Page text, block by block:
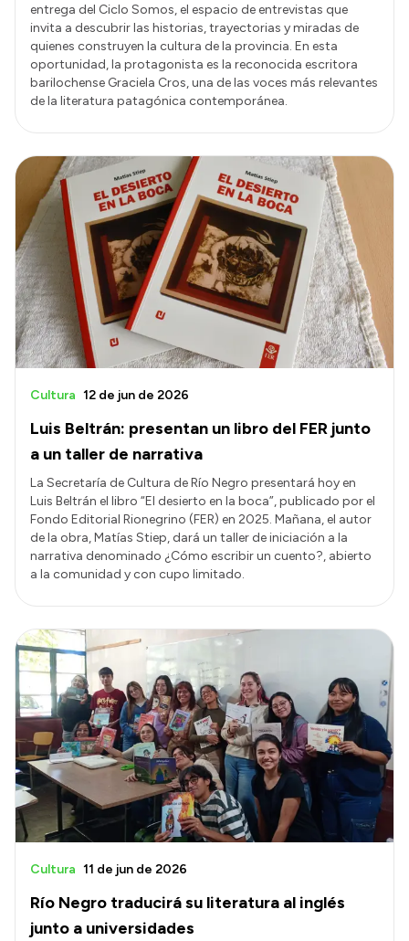
Intranet
Login
entrega del Ciclo Somos, el espacio de entrevistas que
invita a descubrir las historias, trayectorias y miradas de
quienes construyen la cultura de la provincia. En esta
oportunidad, la protagonista es la reconocida escritora
barilochense Graciela Cros, una de las voces más relevantes
de la literatura patagónica contemporánea.
Luis Beltrán: presentan un libro del FER junto
a un taller de narrativa
Cultura 12 de jun de 2026
La Secretaría de Cultura de Río Negro presentará hoy en
Luis Beltrán el libro “El desierto en la boca”, publicado por el
Fondo Editorial Rionegrino (FER) en 2025. Mañana, el autor
de la obra, Matías Stiep, dará un taller de iniciación a la
narrativa denominado ¿Cómo escribir un cuento?, abierto
a la comunidad y con cupo limitado.
Río Negro traducirá su literatura al inglés
junto a universidades
Cultura 11 de jun de 2026